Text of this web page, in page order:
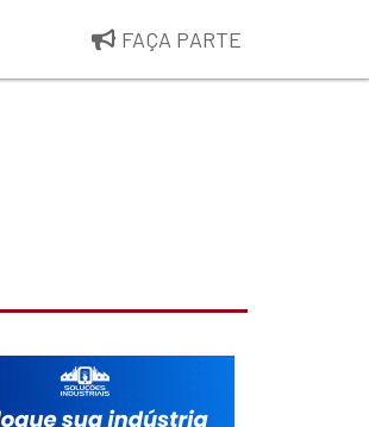
FAÇA PARTE